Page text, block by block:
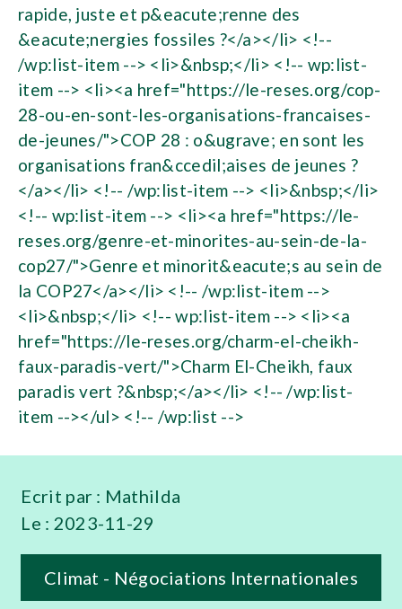
Ecrit par : Mathilda
Le : 2023-11-29
Climat - Négociations Internationales